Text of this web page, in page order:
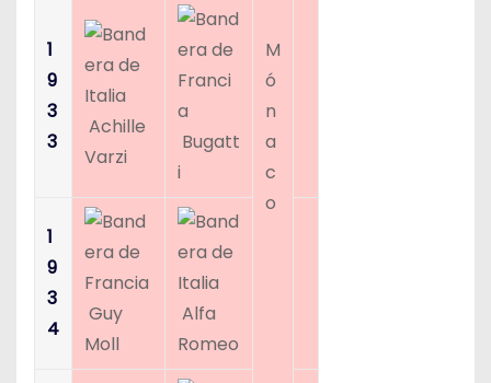
M
ó
n
a
c
o
1
9
3
3
Achille
Varzi
Bugatt
i
1
9
3
4
Guy
Moll
Alfa
Romeo